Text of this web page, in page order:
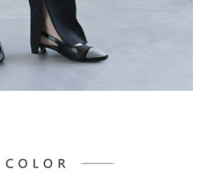
」時，將依據個別帳號之用戶狀況，依本公司即
；若仍有額度不足之情形，本公司將視審查結果
或使用他人資訊註冊。若發現惡意使用之情形，
權停止該用戶之使用額度並採取法律行動。
以上)免運費